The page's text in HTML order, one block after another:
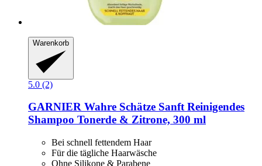
Warenkorb
5.0 (2)
GARNIER Wahre Schätze Sanft Reinigendes
Shampoo Tonerde & Zitrone, 300 ml
Bei schnell fettendem Haar
Für die tägliche Haarwäsche
Ohne Silikone & Parabene